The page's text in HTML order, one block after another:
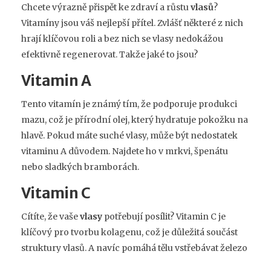
Chcete výrazně přispět ke zdraví a růstuvlasů?
Vitamíny jsou váš nejlepší přítel. Zvlášť některé z nich
hrají klíčovou roli a bez nich se vlasy nedokážou
efektivně regenerovat. Takže jaké to jsou?
Vitamin A
Tento vitamín je známý tím, že podporuje produkci
mazu, což je přírodní olej, který hydratuje pokožku na
hlavě. Pokud máte suché vlasy, může být nedostatek
vitaminu A důvodem. Najdete ho v mrkvi, špenátu
nebo sladkých bramborách.
Vitamin C
Cítíte, že vaševlasy potřebují posílit? Vitamin C je
klíčový pro tvorbu kolagenu, což je důležitá součást
struktury vlasů. A navíc pomáhá tělu vstřebávat železo